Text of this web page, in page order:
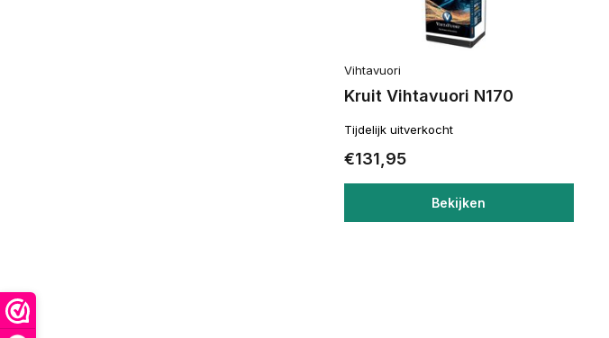
Vihtavuori
Kruit Vihtavuori N170
Tijdelijk uitverkocht
€131,95
Bekijken